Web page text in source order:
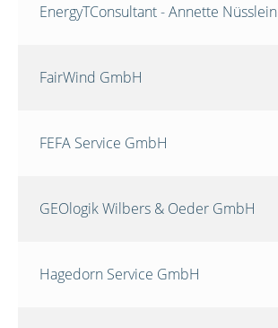
EnergyTConsultant - Annette Nüsslein
FairWind GmbH
FEFA Service GmbH
GEOlogik Wilbers & Oeder GmbH
Hagedorn Service GmbH